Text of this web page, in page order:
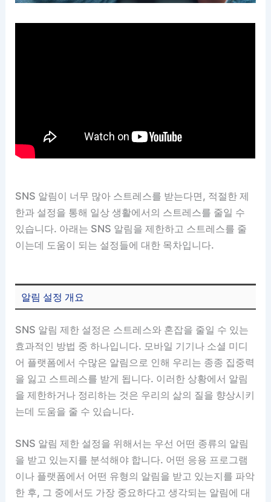
SNS 알림이 너무 많아 스트레스를 받는다면, 적절한 제
한과 설정을 통해 일상 생활에서의 스트레스를 줄일 수
있습니다. 아래는 SNS 알림을 제한하고 스트레스를 줄
이는데 도움이 되는 설정들에 대한 목차입니다.
알림 설정 개요
SNS 알림 제한 설정은 스트레스와 혼잡을 줄일 수 있는
효과적인 방법 중 하나입니다. 모바일 기기나 소셜 미디
어 플랫폼에서 수많은 알림으로 인해 우리는 종종 집중력
을 잃고 스트레스를 받게 됩니다. 이러한 상황에서 알림
을 제한하거나 정리하는 것은 우리의 삶의 질을 향상시키
는데 도움을 줄 수 있습니다.
SNS 알림 제한 설정을 위해서는 우선 어떤 종류의 알림
을 받고 있는지를 분석해야 합니다. 어떤 응용 프로그램
이나 플랫폼에서 어떤 유형의 알림을 받고 있는지를 파악
한 후, 그 중에서도 가장 중요하다고 생각되는 알림에 대